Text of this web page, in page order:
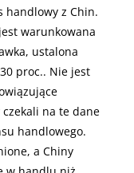
handlowy z Chin.
warunkowana
ustalona
proc.. Nie jest
na te dane
handlowego.
a Chiny